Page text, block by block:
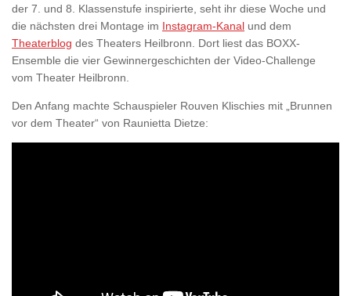
der 7. und 8. Klassenstufe inspirierte, seht ihr diese Woche und
die nächsten drei Montage im Instagram-Kanal und dem
Theaterblog des Theaters Heilbronn. Dort liest das BOXX-
Ensemble die vier Gewinnergeschichten der Video-Challenge
vom Theater Heilbronn.
Den Anfang machte Schauspieler Rouven Klischies mit „Brunnen
vor dem Theater“ von Raunietta Dietze: